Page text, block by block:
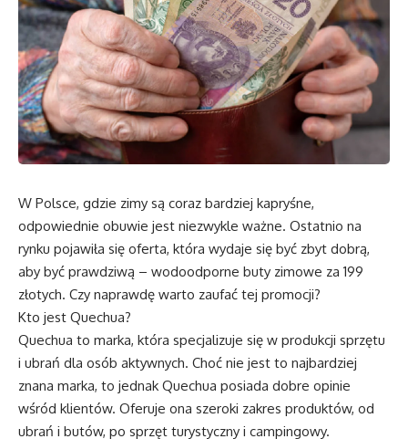
W Polsce, gdzie zimy są coraz bardziej kapryśne,
odpowiednie obuwie jest niezwykle ważne. Ostatnio na
rynku pojawiła się oferta, która wydaje się być zbyt dobrą,
aby być prawdziwą – wodoodporne buty zimowe za 199
złotych. Czy naprawdę warto zaufać tej promocji?
Kto jest Quechua?
Quechua to marka, która specjalizuje się w produkcji sprzętu
i ubrań dla osób aktywnych. Choć nie jest to najbardziej
znana marka, to jednak Quechua posiada dobre opinie
wśród klientów. Oferuje ona szeroki zakres produktów, od
ubrań i butów, po sprzęt turystyczny i campingowy.